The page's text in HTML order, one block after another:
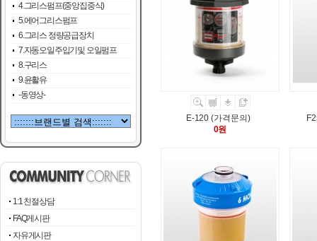
4.그리스펌프(중앙집중식)
5.에어그리스펌프
6.그리스 정량공급장치
7.자동오일주입기및 오일펌프
8.구리스
9.윤활유
-동영상-
1:1 친절상담
FAQ게시판
자유게시판
E-120 (가격문의)
0원